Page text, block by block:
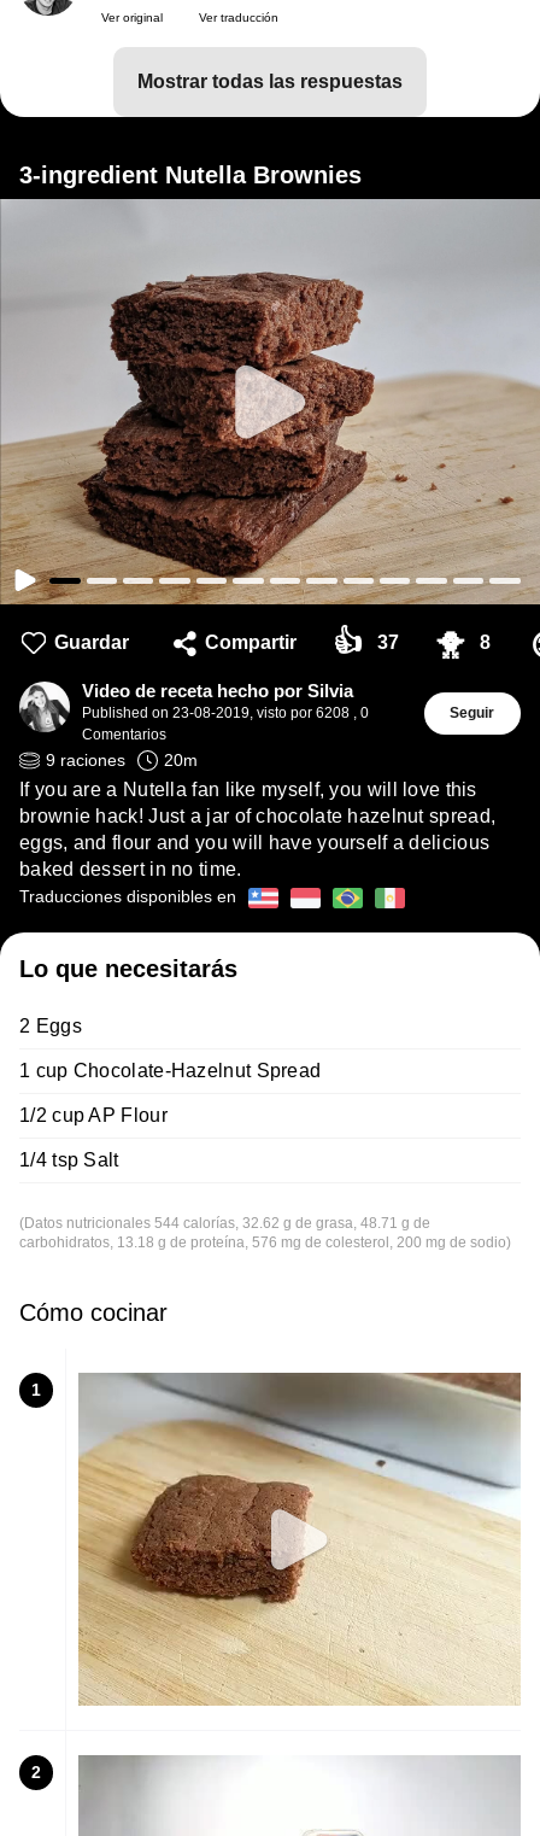
Ver original Ver traducción
mostrar todas las respuestas
3-ingredient Nutella Brownies
Guardar Compartir 👍 37 🐥 8
Video de receta hecho por Silvia
Published on 23-08-2019, visto por 6208 , 0
Comentarios
Seguir
9 raciones 20m
If you are a Nutella fan like myself, you will love this
brownie hack! Just a jar of chocolate hazelnut spread,
eggs, and flour and you will have yourself a delicious
baked dessert in no time.
Traducciones disponibles en
Lo que necesitarás
2 Eggs
1 cup Chocolate-Hazelnut Spread
1/2 cup AP Flour
1/4 tsp Salt
(Datos nutricionales 544 calorías, 32.62 g de grasa, 48.71 g de
carbohidratos, 13.18 g de proteína, 576 mg de colesterol, 200 mg de sodio)
Cómo cocinar
1
2